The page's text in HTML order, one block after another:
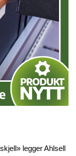
legger Ahlsell